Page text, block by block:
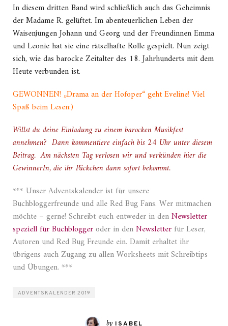
In diesem dritten Band wird schließlich auch das Geheimnis
der Madame R. gelüftet. Im abenteuerlichen Leben der
Waisenjungen Johann und Georg und der Freundinnen Emma
und Leonie hat sie eine rätselhafte Rolle gespielt. Nun zeigt
sich, wie das barocke Zeitalter des 18. Jahrhunderts mit dem
Heute verbunden ist.
GEWONNEN! „Drama an der Hofoper“ geht Eveline! Viel
Spaß beim Lesen:)
Willst du deine Einladung zu einem barocken Musikfest
annehmen? Dann kommentiere einfach bis 24 Uhr unter diesem
Beitrag.Am nächsten Tag verlosen wir und verkünden hier die
GewinnerIn, die ihr Päckchen dann sofort bekommt.
*** Unser Adventskalender ist für unsere
Buchbloggerfreunde und alle Red Bug Fans. Wer mitmachen
möchte – gerne! Schreibt euch entweder in denNewsletter
speziell für Buchbloggeroder in denNewsletter für Leser,
Autoren und Red Bug Freunde ein. Damit erhaltet ihr
übrigens auch Zugang zu allen Worksheets mit Schreibtips
und Übungen. ***
ADVENTSKALENDER 2019
ISABEL